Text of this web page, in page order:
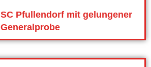
SC Pfullendorf mit gelungener
Generalprobe